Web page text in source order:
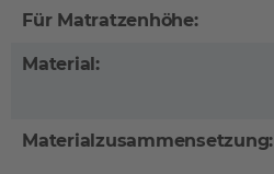
Für Matratzenhöhe:
Material:
Materialzusammensetzung: